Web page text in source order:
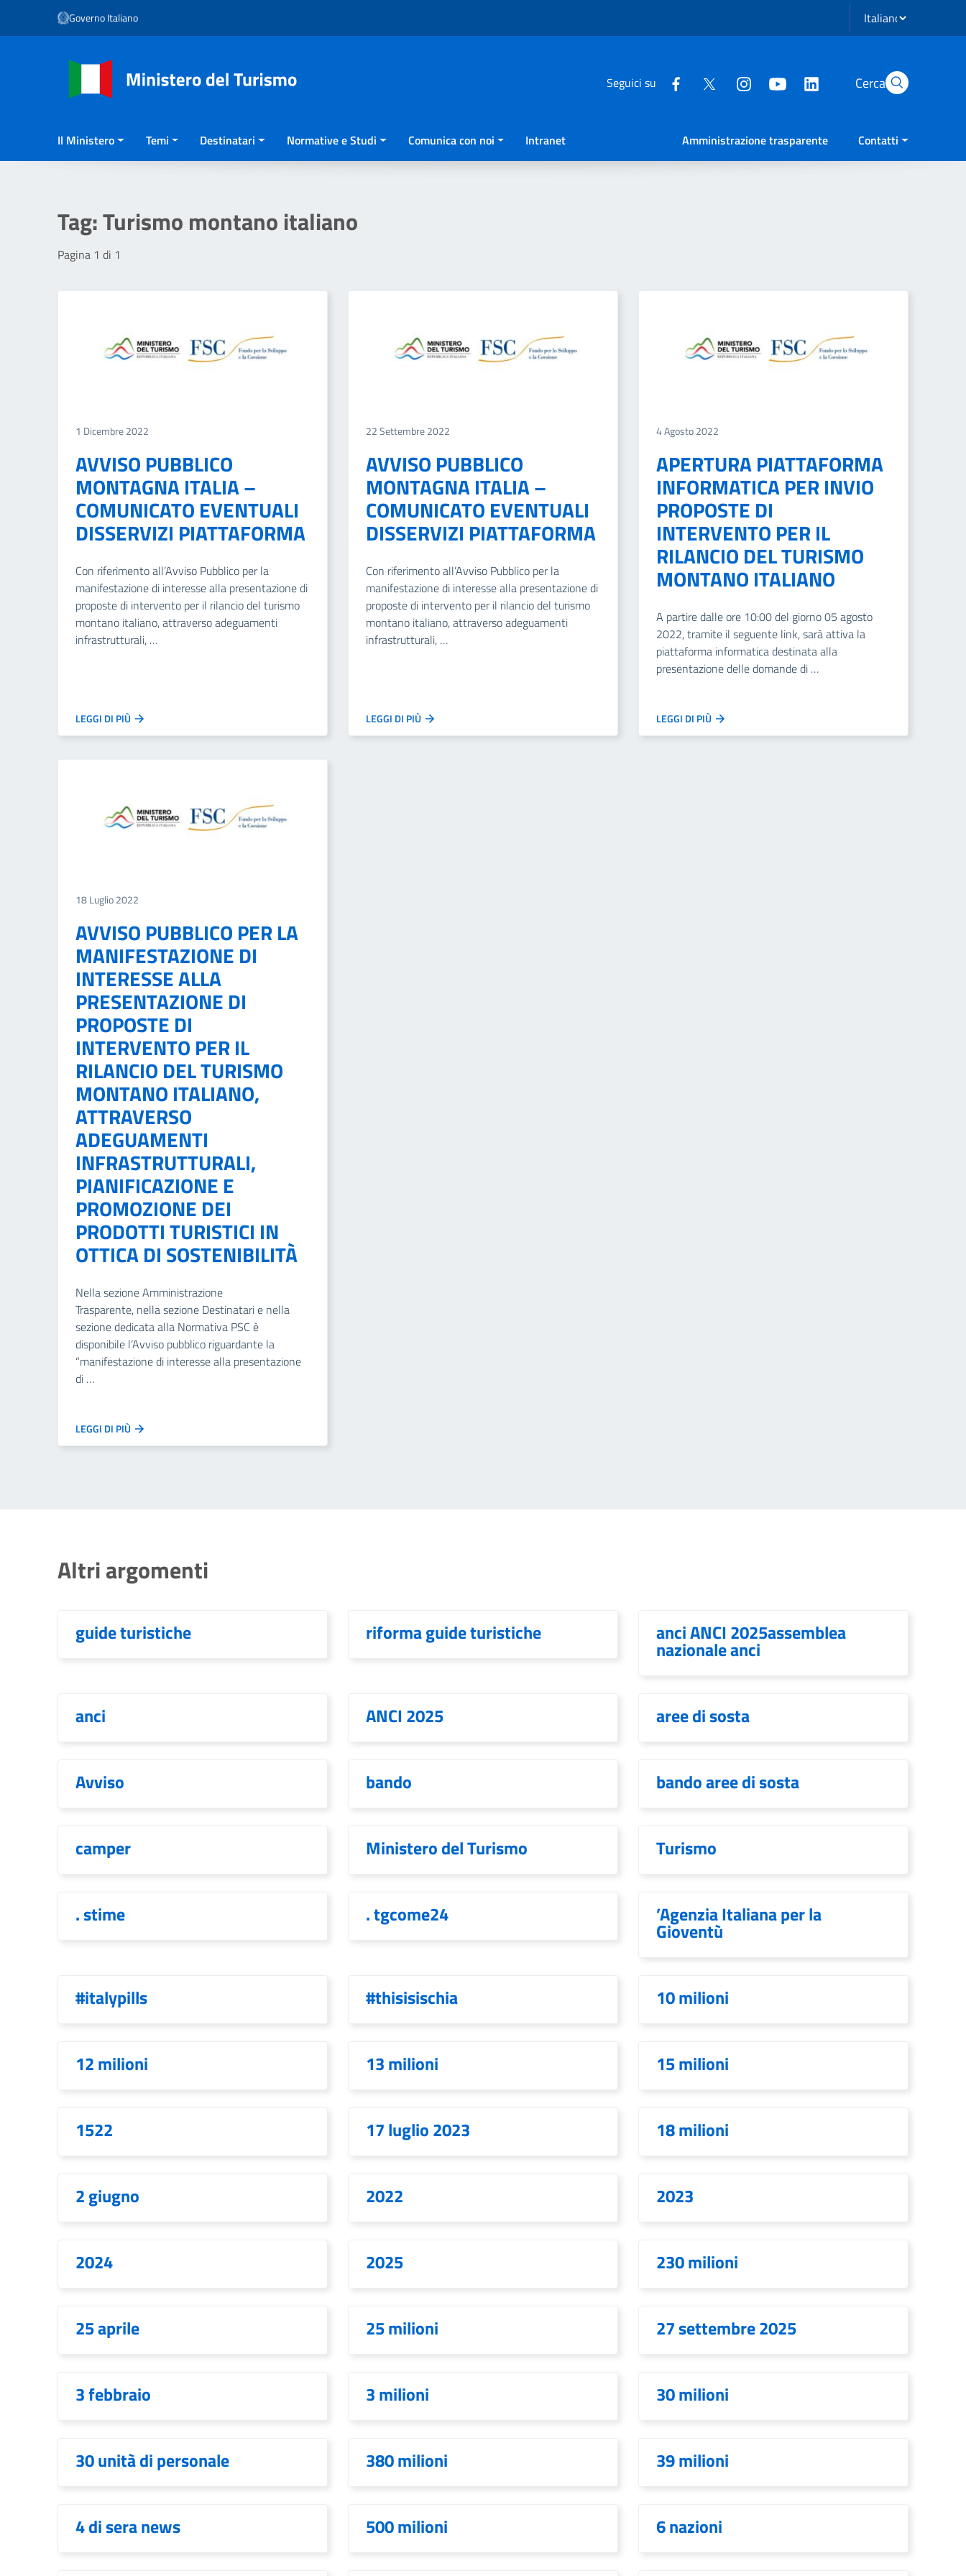
Vai ai contenuti
Vai al menu di navigazione
Governo Italiano Seleziona lingua
Seguici su Cerca
Il Ministero Temi Destinatari Normative e Studi Comunica con noi Intranet Amministrazione trasparente Contatti
Tag:Turismo montano italiano
Pagina 1 di 1
1 Dicembre 2022
AVVISO PUBBLICO
MONTAGNA ITALIA –
COMUNICATO EVENTUALI
DISSERVIZI PIATTAFORMA
Con riferimento all’Avviso Pubblico per la
manifestazione di interesse alla presentazione di
proposte di intervento per il rilancio del turismo
montano italiano, attraverso adeguamenti
infrastrutturali, …
LEGGI DI PIÙ
22 Settembre 2022
AVVISO PUBBLICO
MONTAGNA ITALIA –
COMUNICATO EVENTUALI
DISSERVIZI PIATTAFORMA
Con riferimento all’Avviso Pubblico per la
manifestazione di interesse alla presentazione di
proposte di intervento per il rilancio del turismo
montano italiano, attraverso adeguamenti
infrastrutturali, …
LEGGI DI PIÙ
4 Agosto 2022
APERTURA PIATTAFORMA
INFORMATICA PER INVIO
PROPOSTE DI
INTERVENTO PER IL
RILANCIO DEL TURISMO
MONTANO ITALIANO
A partire dalle ore 10:00 del giorno 05 agosto
2022, tramite il seguente link, sarà attiva la
piattaforma informatica destinata alla
presentazione delle domande di …
LEGGI DI PIÙ
18 Luglio 2022
AVVISO PUBBLICO PER LA
MANIFESTAZIONE DI
INTERESSE ALLA
PRESENTAZIONE DI
PROPOSTE DI
INTERVENTO PER IL
RILANCIO DEL TURISMO
MONTANO ITALIANO,
ATTRAVERSO
ADEGUAMENTI
INFRASTRUTTURALI,
PIANIFICAZIONE E
PROMOZIONE DEI
PRODOTTI TURISTICI IN
OTTICA DI SOSTENIBILITÀ
Nella sezione Amministrazione
Trasparente, nella sezione Destinatari e nella
sezione dedicata alla Normativa PSC è
disponibile l’Avviso pubblico riguardante la
“manifestazione di interesse alla presentazione
di …
LEGGI DI PIÙ
Altri argomenti
guide turistiche riforma guide turistiche anci ANCI 2025assemblea
nazionale anci
anci ANCI 2025 aree di sosta
Avviso bando bando aree di sosta
camper Ministero del Turismo Turismo
. stime . tgcome24 ’Agenzia Italiana per la
Gioventù
#italypills #thisisischia 10 milioni
12 milioni 13 milioni 15 milioni
1522 17 luglio 2023 18 milioni
2 giugno 2022 2023
2024 2025 230 milioni
25 aprile 25 milioni 27 settembre 2025
3 febbraio 3 milioni 30 milioni
30 unità di personale 380 milioni 39 milioni
4 di sera news 500 milioni 6 nazioni